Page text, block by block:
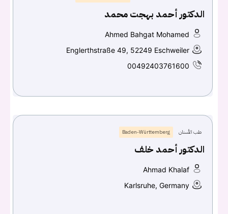
تسجيل الدخول
الدكتور أحمد بهجت محمد
Ahmed Bahgat Mohamed
Englerthstraße 49, 52249 Eschweiler
00492403761600
طب الأسنان Baden-Württemberg
الدكتور أحمد خلف
Ahmad Khalaf
Karlsruhe, Germany